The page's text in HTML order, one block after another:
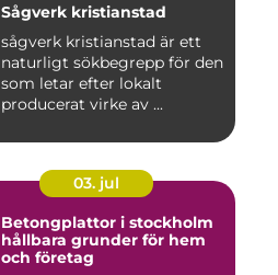
Sågverk kristianstad
sågverk kristianstad är ett
naturligt sökbegrepp för den
som letar efter lokalt
producerat virke av ...
03. jul
Betongplattor i stockholm
hållbara grunder för hem
och företag